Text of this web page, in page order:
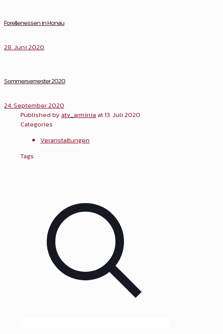
Forellenessen in Honau
28. Juni 2020
Sommersemester 2020
24. September 2020
Published by atv_arminia at13. Juli 2020
Categories
Veranstaltungen
Tags